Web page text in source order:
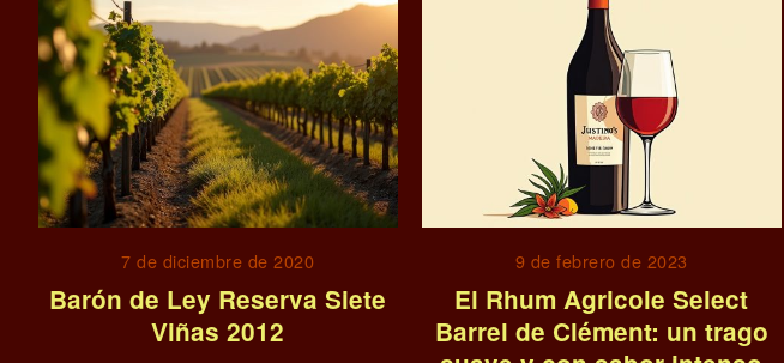
7 de diciembre de 2020
Barón de Ley Reserva Siete
Viñas 2012
9 de febrero de 2023
El Rhum Agricole Select
Barrel de Clément: un trago